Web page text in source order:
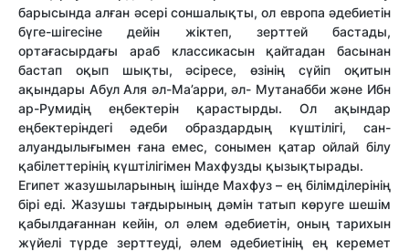
барысында алған әсері соншалықты, ол европа әдебиетін
бүге-шігесіне дейін жіктеп, зерттей бастады,
ортағасырдағы араб классикасын қайтадан басынан
бастап оқып шықты, әсіресе, өзінің сүйіп оқитын
ақындары Абул Аля әл-Ма’арри, әл- Мутанабби және Ибн
ар-Румидің еңбектерін қарастырды. Ол ақындар
еңбектеріндегі әдеби образдардың күштілігі, сан-
алуандылығымен ғана емес, сонымен қатар ойлай білу
қабілеттерінің күштілігімен Махфузды қызықтырады.
Египет жазушыларының ішінде Махфуз – ең білімділерінің
бірі еді. Жазушы тағдырының дәмін татып көруге шешім
қабылдағаннан кейін, ол әлем әдебиетін, оның тарихын
жүйелі түрде зерттеуді, әлем әдебиетінің ең керемет